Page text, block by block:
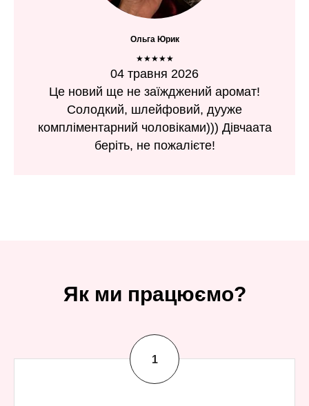
Ольга Юрик
★★★★★
04 травня 2026
Це новий ще не заїжджений аромат!
Солодкий, шлейфовий, дууже
компліментарний чоловіками))) Дівчаата
беріть, не пожалієте!
Як ми працюємо?